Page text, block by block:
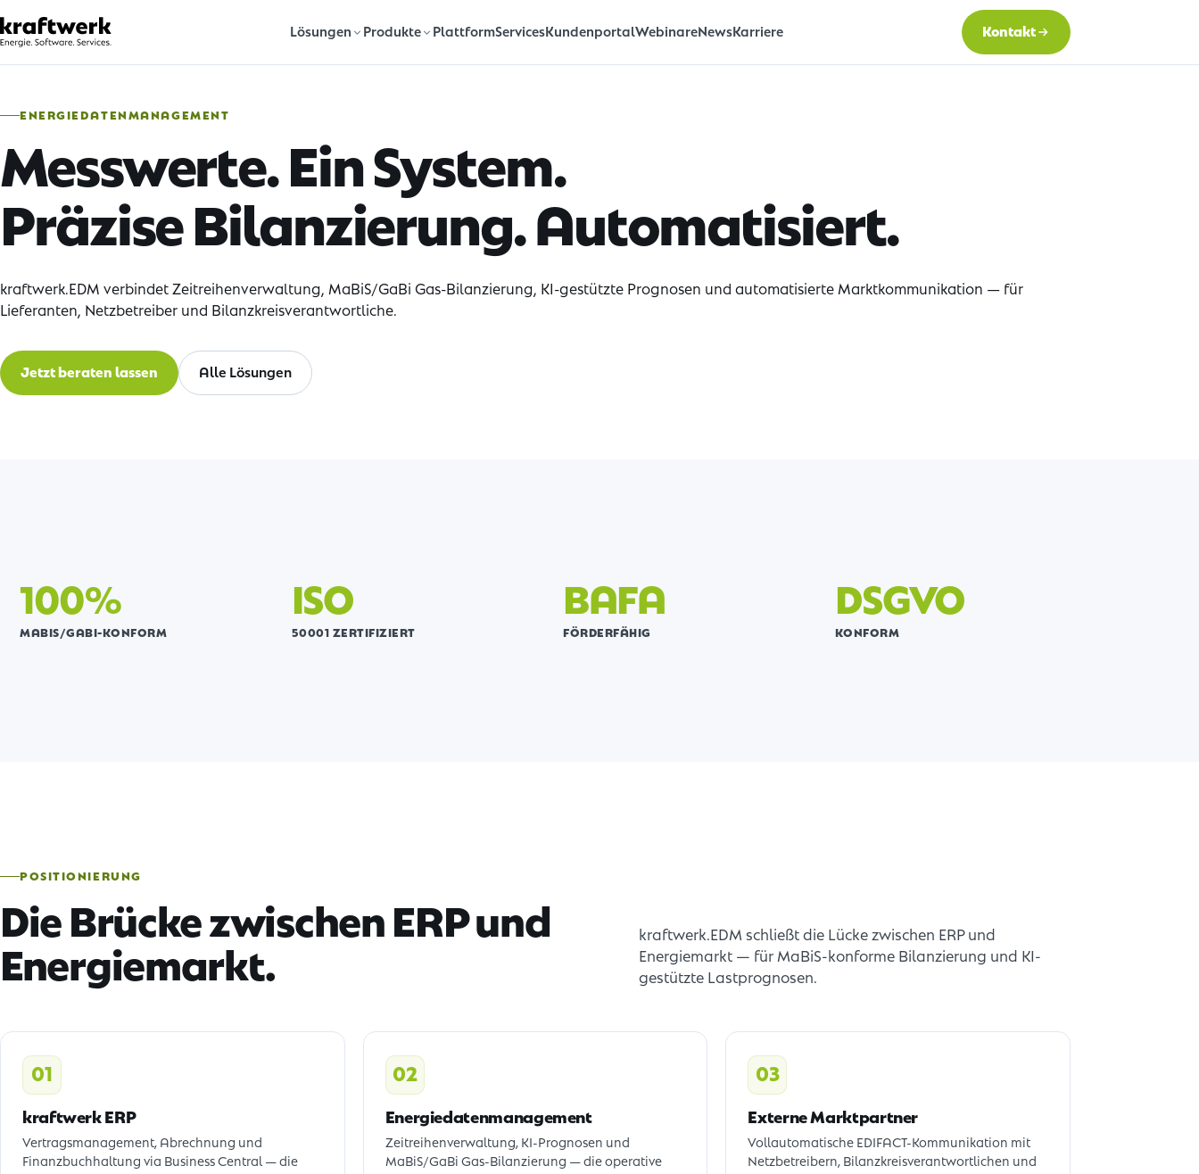
Lösungen Produkte PlattformServicesKundenportalWebinareNewsKarriere Kontakt
ENERGIEDATENMANAGEMENT
Messwerte. Ein System.
Präzise Bilanzierung. Automatisiert.
kraftwerk.EDM verbindet Zeitreihenverwaltung, MaBiS/GaBi Gas-Bilanzierung, KI-gestützte Prognosen und automatisierte Marktkommunikation — für
Lieferanten, Netzbetreiber und Bilanzkreisverantwortliche.
Jetzt beraten lassen Alle Lösungen
100%
MABIS/GABI-KONFORM
ISO
50001 ZERTIFIZIERT
BAFA
FÖRDERFÄHIG
DSGVO
KONFORM
POSITIONIERUNG
Die Brücke zwischen ERP und
Energiemarkt.
kraftwerk.EDM schließt die Lücke zwischen ERP und
Energiemarkt — für MaBiS-konforme Bilanzierung und KI-
gestützte Lastprognosen.
01
kraftwerk ERP
Vertragsmanagement, Abrechnung und
Finanzbuchhaltung via Business Central — die
02
Energiedatenmanagement
Zeitreihenverwaltung, KI-Prognosen und
MaBiS/GaBi Gas-Bilanzierung — die operative
03
Externe Marktpartner
Vollautomatische EDIFACT-Kommunikation mit
Netzbetreibern, Bilanzkreisverantwortlichen und